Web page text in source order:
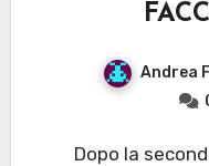
Andrea
Dopo la seconda notte insonne a causa